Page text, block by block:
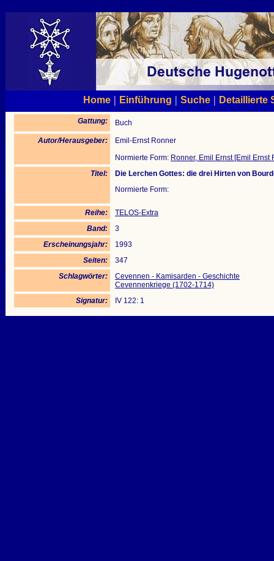
Home| Einführung | Suche| Detaillierte
Gattung: Buch
Autor/Herausgeber:
Emil-Ernst Ronner
Normierte Form: Ronner, Emil Ernst [Emil
Titel:
Die Lerchen Gottes: die drei Hirten von
Normierte Form:
Reihe:
TELOS-Extra
Band:
3
Erscheinungsjahr:
1993
Seiten:
347
Schlagwörter:
Cevennen - Kamisarden - Geschichte
Cevennenkriege (1702-1714)
Signatur:
IV 122: 1